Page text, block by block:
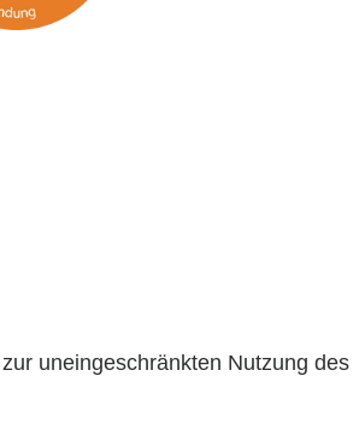
uneingeschränkten Nutzung des